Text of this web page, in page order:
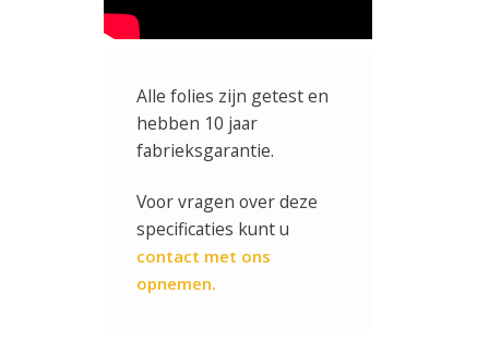
Alle folies zijn getest en
hebben 10 jaar
fabrieksgarantie.
Voor vragen over deze
specificaties kunt u
contact met ons
opnemen.